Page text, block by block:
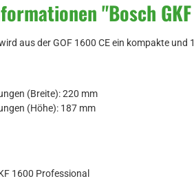
"Bosch
aus der GOF 1600 CE ein kompakte und
(Breite): 220 mm
(Höhe): 187 mm
1600 Professional